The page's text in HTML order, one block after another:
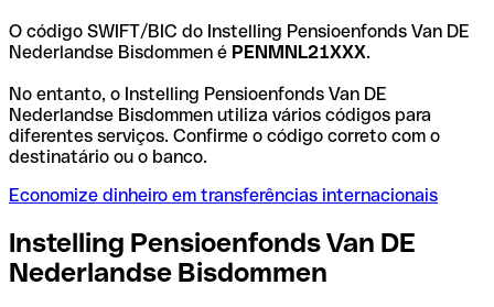
O código SWIFT/BIC do Instelling Pensioenfonds Van DE
Nederlandse Bisdommen é PENMNL21XXX.
No entanto, o Instelling Pensioenfonds Van DE
Nederlandse Bisdommen utiliza vários códigos para
diferentes serviços. Confirme o código correto com o
destinatário ou o banco.
Economize dinheiro em transferências internacionais
Instelling Pensioenfonds Van DE
Nederlandse Bisdommen